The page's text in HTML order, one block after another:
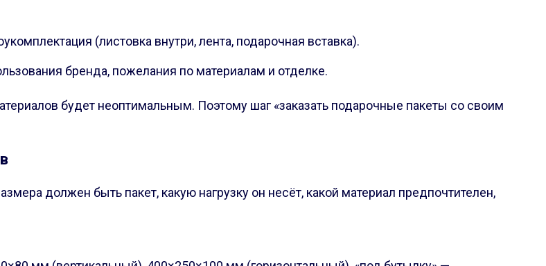
(листовка внутри, лента, подарочная вставка).
бренда, пожелания по материалам и отделке.
будет неоптимальным. Поэтому шаг «заказать подарочные пакеты со своим
должен быть пакет, какую нагрузку он несёт, какой материал предпочтителен,